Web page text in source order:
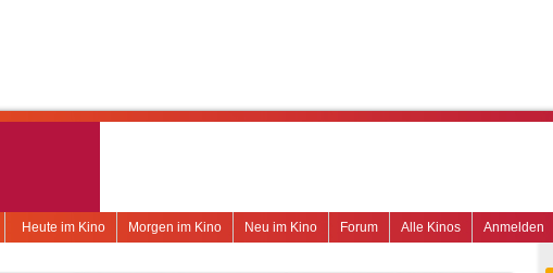
Anmelden
Alle Kinos
Forum
Neu im Kino
Morgen im Kino
Heute im Kino